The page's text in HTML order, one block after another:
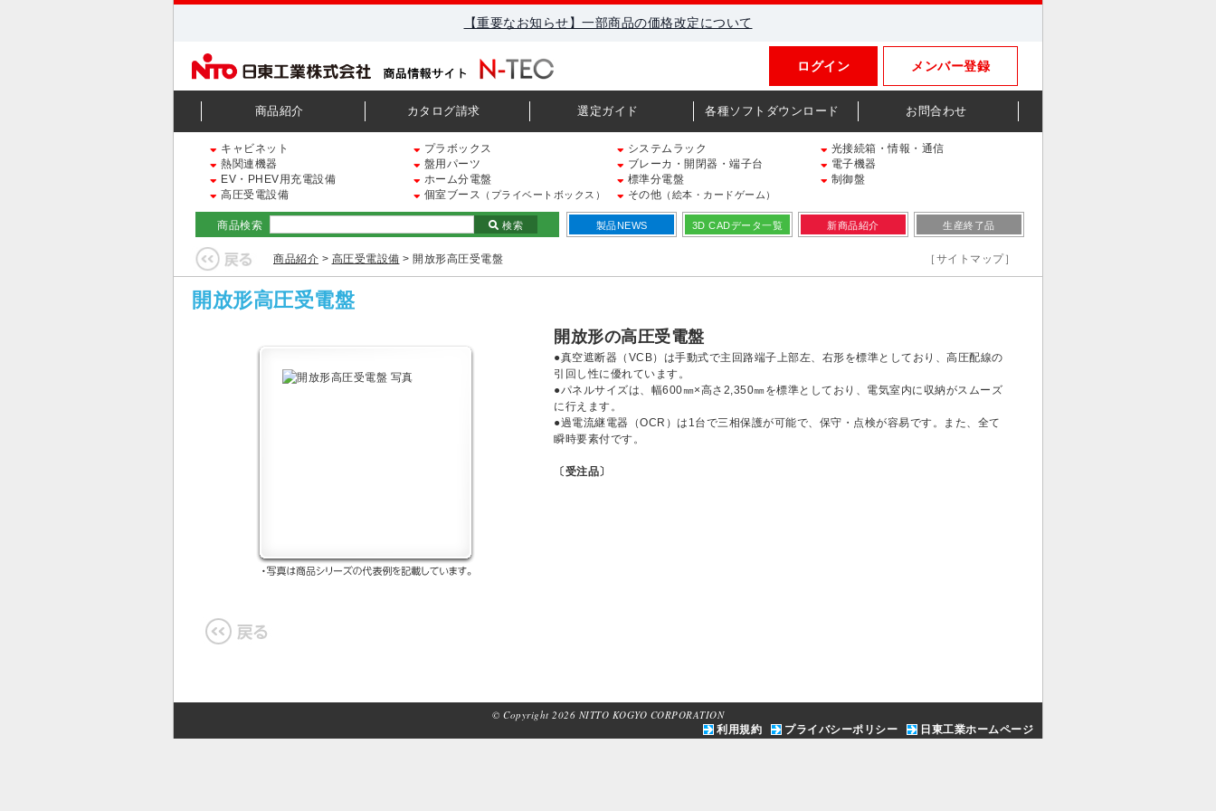
【重要なお知らせ】一部商品の価格改定について
メンバー登録
ログイン
商品紹介 カタログ請求 選定ガイド 各種ソフトダウンロード お問合わせ
キャビネット プラボックス システムラック
光接続箱・情報・通信
熱関連機器
盤用パーツ ブレーカ・開閉器・端子台
電子機器
EV・PHEV用充電設備
ホーム分電盤 標準分電盤
制御盤
高圧受電設備
個室ブース （プライベートボックス） その他 （絵本・カードゲーム）
商品検索 検索 製品NEWS 3D CADデータ一覧 新商品紹介 生産終了品
商品紹介 > 高圧受電設備 > 開放形高圧受電盤 ［サイトマップ］
開放形高圧受電盤
開放形の高圧受電盤
●真空遮断器（VCB）は手動式で主回路端子上部左、右形を標準としており、高圧配線の
引回し性に優れています。
●パネルサイズは、幅600㎜×高さ2,350㎜を標準としており、電気室内に収納がスムーズ
に行えます。
●過電流継電器（OCR）は1台で三相保護が可能で、保守・点検が容易です。また、全て
瞬時要素付です。
〔受注品〕
© Copyright 2026 NITTO KOGYO CORPORATION
利用規約 プライバシーポリシー 日東工業ホームページ